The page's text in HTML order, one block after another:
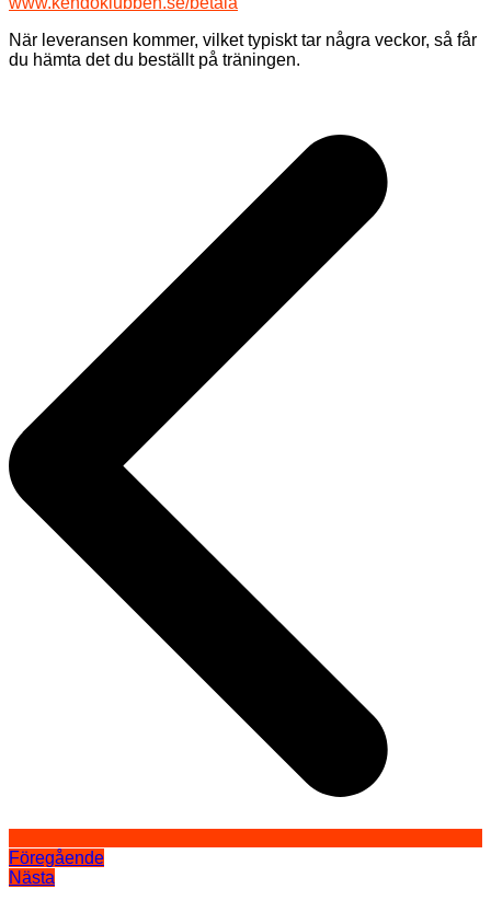
När leveransen kommer, vilket typiskt tar några veckor, så får
du hämta det du beställt på träningen.
Föregående
Nästa